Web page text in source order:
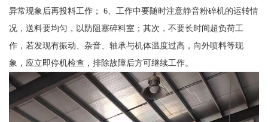
异常现象后再投料工作； 6、工作中要随时注意静音粉碎机的运转情
况，送料要均匀，以防阻塞碎料室；其次，不要长时间超负荷工
作，若发现有振动、杂音、轴承与机体温度过高，向外喷料等现
象，应立即停机检查，排除故障后方可继续工作。